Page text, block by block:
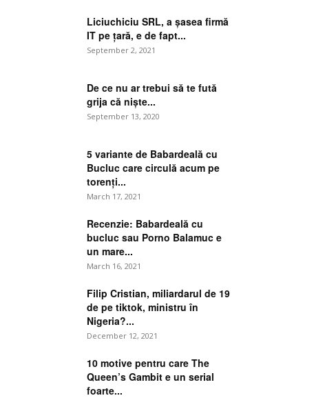
Liciuchiciu SRL, a șasea firmă
IT pe țară, e de fapt...
September 2, 2021
De ce nu ar trebui să te fută
grija că niște...
September 13, 2020
5 variante de Babardeală cu
Bucluc care circulă acum pe
torenți...
March 17, 2021
Recenzie: Babardeală cu
bucluc sau Porno Balamuc e
un mare...
March 16, 2021
Filip Cristian, miliardarul de 19
de pe tiktok, ministru în
Nigeria?...
December 12, 2021
10 motive pentru care The
Queen’s Gambit e un serial
foarte...